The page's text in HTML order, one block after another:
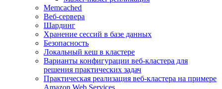
Memcached
Веб-сервера
Шардинг
Хранение сессий в базе данных
Безопасность
Локальный кеш в кластере
Варианты конфигурации веб-кластера для
решения практических задач
Практическая реализация веб-кластера на примере
Amazon Web Services